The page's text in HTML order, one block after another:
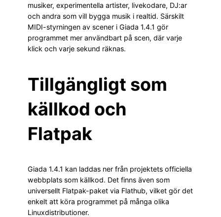
musiker, experimentella artister, livekodare, DJ:ar
och andra som vill bygga musik i realtid. Särskilt
MIDI-styrningen av scener i Giada 1.4.1 gör
programmet mer användbart på scen, där varje
klick och varje sekund räknas.
Tillgängligt som
källkod och
Flatpak
Giada 1.4.1 kan laddas ner från projektets officiella
webbplats som källkod. Det finns även som
universellt Flatpak-paket via Flathub, vilket gör det
enkelt att köra programmet på många olika
Linuxdistributioner.